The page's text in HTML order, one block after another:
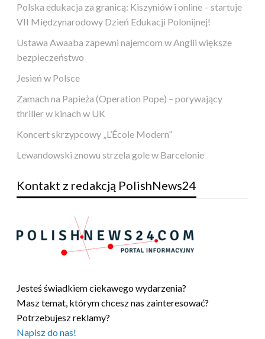
Polska edukacja za granicą: Kiszyniów i online – startuje
VII Międzynarodowy Dzień Edukacji Polonijnej!
Ustawa Awaaba zapewni najemcom w Anglii większe
bezpieczeństwo
Jesień w Polsce
Zamach na Papieża (Operation Pope) – porywający
thriller w kinach w UK
Koncert skrzypcowy „L’École Modern”
Lewandowski znowu strzela gole w Barcelonie
Kontakt z redakcją PolishNews24
Jesteś świadkiem ciekawego wydarzenia?
Masz temat, którym chcesz nas zainteresować?
Potrzebujesz reklamy?
Napisz do nas!